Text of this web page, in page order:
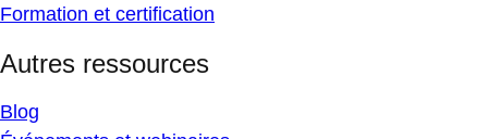
Formation et certification
Autres ressources
Blog